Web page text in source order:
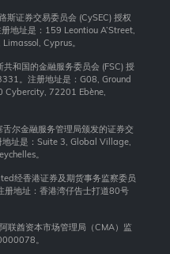
斯证券交易委员会 (CySEC) 授权
地址是：159 Leontiou A’Street,
Cyprus。
和国的金融服务委员会 (FSC) 授
。注册地址是：G08, Ground
Cybercity, 72201 Ebène,
尔金融服务管理局颁发的证券交
址是：Suite 3, Global Village,
。
经香港证券及期货事务监察委员
册地址：香港湾仔告士打道80号
联酋资本市场管理局（CMA）监
。